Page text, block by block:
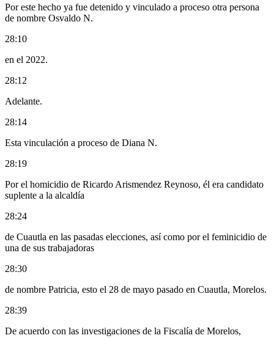
Por este hecho ya fue detenido y vinculado a proceso otra persona
de nombre Osvaldo N.
28:10
en el 2022.
28:12
Adelante.
28:14
Esta vinculación a proceso de Diana N.
28:19
Por el homicidio de Ricardo Arismendez Reynoso, él era candidato
suplente a la alcaldía
28:24
de Cuautla en las pasadas elecciones, así como por el feminicidio de
una de sus trabajadoras
28:30
de nombre Patricia, esto el 28 de mayo pasado en Cuautla, Morelos.
28:39
De acuerdo con las investigaciones de la Fiscalía de Morelos,